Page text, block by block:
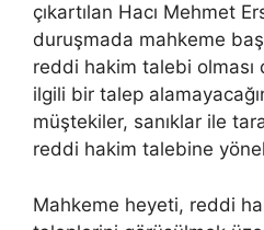
çıkartılan Hacı Mehmet
duruşmada mahkeme
reddi hakim talebi olması
ilgili bir talep
müştekiler, sanıklar ile
reddi hakim talebine
Mahkeme heyeti, reddi